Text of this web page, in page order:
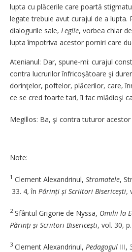
lupta cu plăcerile care poartă
legate trebuie avut curajul de a lupta.
dialogurile sale, Legile, vorbea chiar
lupta împotriva acestor porniri care
Atenianul: Dar, spune-mi: curajul
contra lucrurilor înfrico­șătoare şi
dorinţelor, poftelor, plăcerilor, care,
ce se cred foarte tari, îi fac mlădioşi
Megillos: Ba, şi contra tuturor acestor
Note:
1 Clement Alexandrinul, Stromatele,
33. 4, în Părinți și Scriitori Bisericești,
2 Sfântul Grigorie de Nyssa, Omilii la
Părinți și Scriitori Bisericești, vol. 30,
3 Clement Alexandrinul, Pedagogul III,